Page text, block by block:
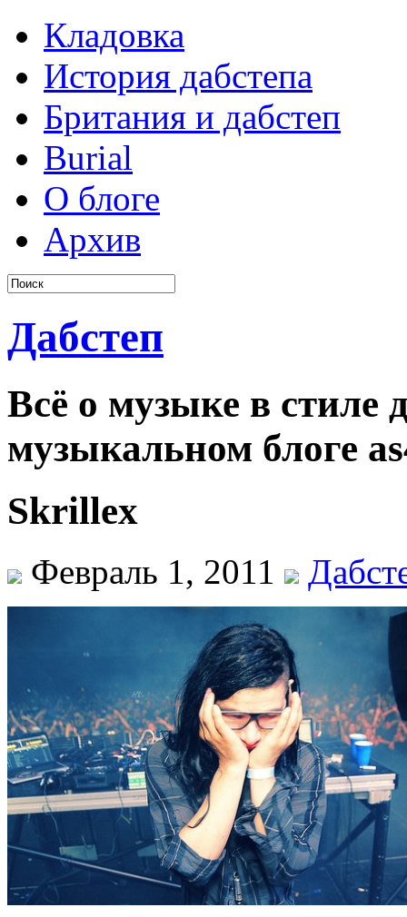
Кладовка
История дабстепа
Британия и дабстеп
Burial
О блоге
Архив
Дабстеп
Всё о музыке в стиле
музыкальном блоге
Skrillex
Февраль 1, 2011